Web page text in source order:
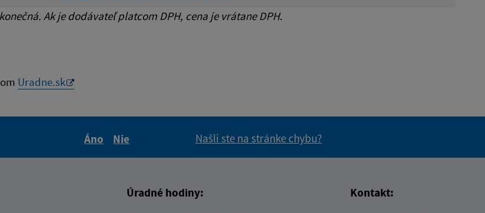
Ak je dodávateľ platcom DPH, cena je vrátane DPH.
Uradne.sk
Áno
Nie
Našli ste na stránke chybu?
Úradné hodiny: Kontakt: